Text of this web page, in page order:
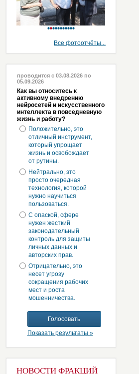
Все фотоотчёты...
проводится с 03.08.2026 по
05.09.2026
Как вы относитесь к
активному внедрению
нейросетей и искусственного
интеллекта в повседневную
жизнь и работу?
Положительно, это
отличный инструмент,
который упрощает
жизнь и освобождает
от рутины.
Нейтрально, это
просто очередная
технология, которой
нужно научиться
пользоваться.
С опаской, сфере
нужен жесткий
законодательный
контроль для защиты
личных данных и
авторских прав.
Отрицательно, это
несет угрозу
сокращения рабочих
мест и роста
мошенничества.
Показать результаты »
НОВОСТИ ФРАКЦИЙ